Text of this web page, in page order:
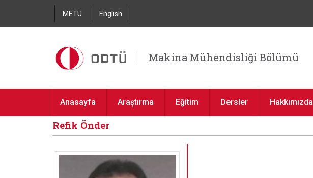
METU English
Makina Mühendisliği Bölümü
Anasayfa Araştırma Eğitim Dersler Hakkımızda
Refik Önder